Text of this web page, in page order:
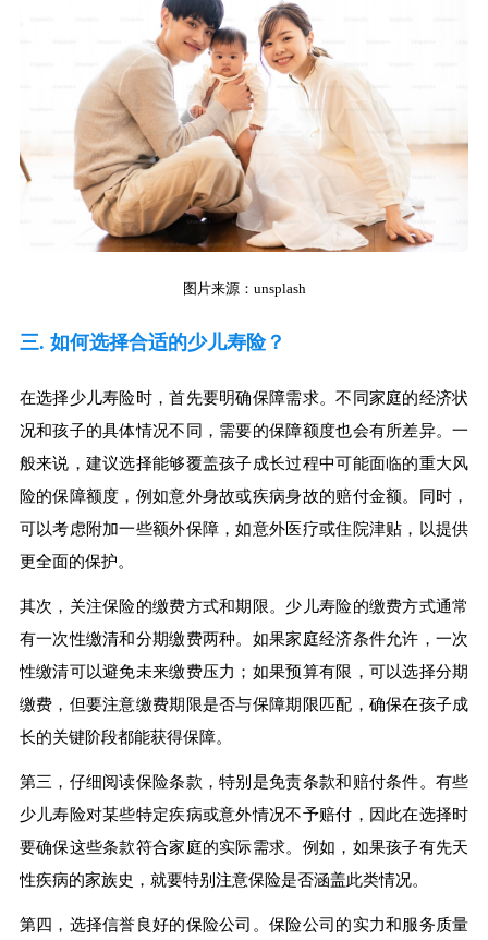
图片来源：unsplash
三. 如何选择合适的少儿寿险？
在选择少儿寿险时，首先要明确保障需求。不同家庭的经济状
况和孩子的具体情况不同，需要的保障额度也会有所差异。一
般来说，建议选择能够覆盖孩子成长过程中可能面临的重大风
险的保障额度，例如意外身故或疾病身故的赔付金额。同时，
可以考虑附加一些额外保障，如意外医疗或住院津贴，以提供
更全面的保护。
其次，关注保险的缴费方式和期限。少儿寿险的缴费方式通常
有一次性缴清和分期缴费两种。如果家庭经济条件允许，一次
性缴清可以避免未来缴费压力；如果预算有限，可以选择分期
缴费，但要注意缴费期限是否与保障期限匹配，确保在孩子成
长的关键阶段都能获得保障。
第三，仔细阅读保险条款，特别是免责条款和赔付条件。有些
少儿寿险对某些特定疾病或意外情况不予赔付，因此在选择时
要确保这些条款符合家庭的实际需求。例如，如果孩子有先天
性疾病的家族史，就要特别注意保险是否涵盖此类情况。
第四，选择信誉良好的保险公司。保险公司的实力和服务质量